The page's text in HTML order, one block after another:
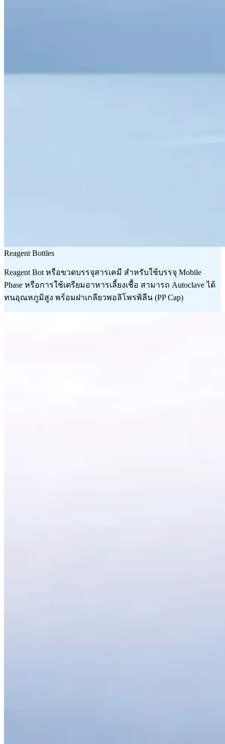
Reagent Bottles
Reagent Bot หรือขวดบรรจุสารเคมี สำหรับใช้บรรจุ Mobile
Phase หรือการใช้เตรียมอาหารเลี้ยงเชื้อ สามารถ Autoclave ได้
ทนอุณหภูมิสูง พร้อมฝาเกลียวพอลิโพรพิลีน (PP Cap)